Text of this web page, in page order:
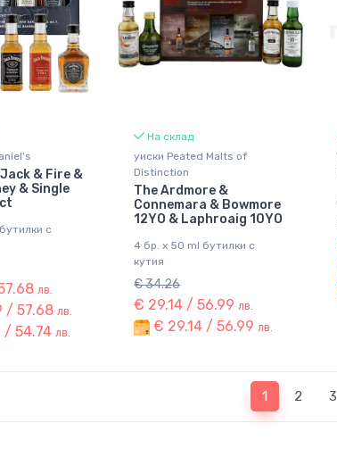
& Fire &
& Single
с
лв.
/ 57.68 лв.
/ 54.74 лв.
На склад
уиски Peated Malts of
Distinction
The Ardmore &
Connemara & Bowmore
12YO & Laphroaig 10YO
4 бр. x 50 ml бутилки с
кутия
€ 34.26
€ 29.14 / 56.99лв.
€ 29.14 / 56.99лв.
1 (current)
2 3